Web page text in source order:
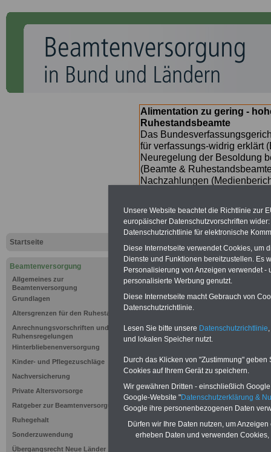
Startseite
Beamtenversorgung
Allgemeines zur
Beamtenversorgung
Grundlagen
Altersgrenzen für den Ruhestand
Anrechnungsvorschriften und
Ruhensregelungen
Hinterbliebenenversorgung
Kinder- und Pflegezuschläge
Nachversicherung
Private Altersvorsorge
Ratgeber zur Beamtenversorgung
Ruhegehalt
Sonderzuwendung
Übergangsrecht Neue Länder
Alimentation zu gering -
Ruhestandsbeamte
Das
für verfassungs-widrig erklärt
Neuregelung der Besoldung
(Beamte &
Nachzahlungen
(unmittelbar nach Beschluss
Bundesregierung >>>
zur
Neuauflage: Mai 2025 >>>hier
Ratgeber für 7,50 Euro
Unsere Website beachtet die Richtlinie zur
europäischer Datenschutzvorschriften
Datenschutzrichtlinie für elektronische
Diese Internetseite verwendet Cookies, um
Dienste und Funktionen bereitzustellen. Es
Personalisierung von Anzeigen verwendet
personalisierte Werbung genutzt.
Diese Internetseite macht Gebrauch von
Datenschutzrichtlinie.
Lesen Sie bitte unsere Datenschutzrichtlinie
und lokalen Speicher nutzt.
Durch das Klicken von "Zustimmung"
Cookies auf Ihrem Gerät zu speichern.
Wir gewähren Dritten - einschließlich
Google-Website "Datenschutzerklärung &
Google ihre personenbezogenen Daten
Dürfen wir Ihre Daten nutzen, um
erheben Daten und verwenden